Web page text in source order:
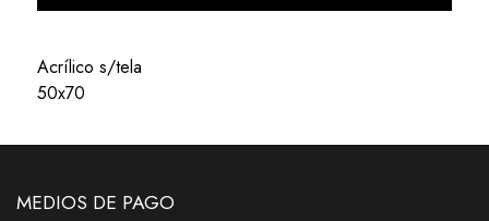
Acrílico s/tela
50x70
MEDIOS DE PAGO